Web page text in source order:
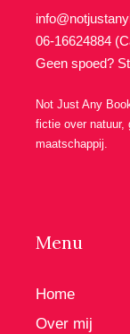
06-16624884
Geen spoed?
Not Just Any
fictie over natuur,
maatschappij.
Menu
Home
Over mij